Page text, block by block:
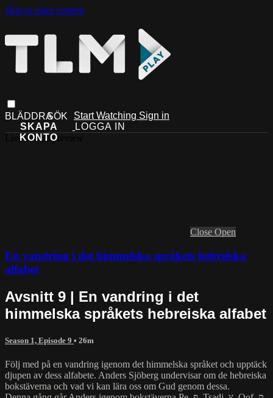
Skip to main content
Start Watching Sign in
Live stream preview
Close Open
En vandring i det himmelska språkets hebreiska
alfabet
Avsnitt 9 | En vandring i det
himmelska språkets hebreiska alfabet
Season 1, Episode 9 • 26m
Följ med på en vandring igenom det himmelska språket och upptäck
djupen av dess alfabete. Anders Sjöberg undervisar om de hebreiska
bokstäverna och vad vi kan lära oss om Gud genom dessa.